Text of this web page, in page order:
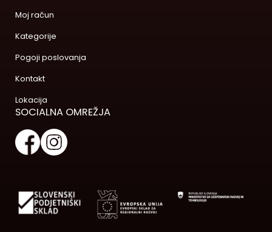
Moj račun
Kategorije
Pogoji poslovanja
Kontakt
Lokacija
SOCIALNA OMREŽJA